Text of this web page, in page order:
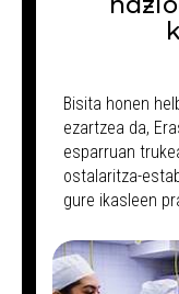
Bisita honen
ezartzea da,
esparruan
ostalaritza-
gure ikasleen